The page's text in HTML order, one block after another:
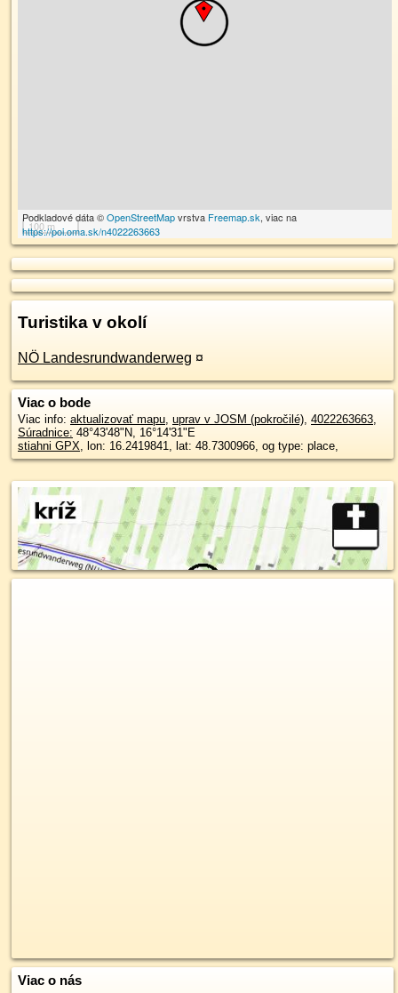
100 m
Podkladové dáta ©OpenStreetMapvrstva Freemap.sk, viac na
https://poi.oma.sk/n4022263663
Turistika v okolí
NÖ Landesrundwanderweg ¤
Viac o bode
Viac info: aktualizovať mapu, uprav v JOSM (pokročilé), 4022263663,
Súradnice: 48°43'48"N, 16°14'31"E
stiahni GPX, lon: 16.2419841, lat: 48.7300966, og type: place,
Viac o nás